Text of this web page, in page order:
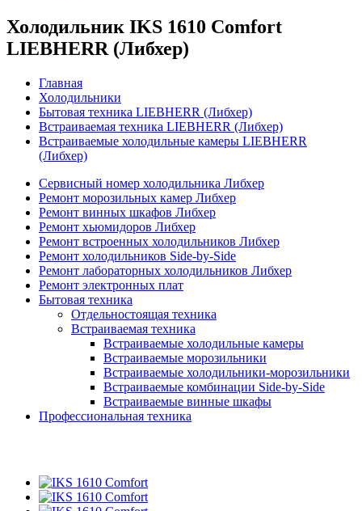
Холодильник IKS 1610 Comfort
LIEBHERR (Либхер)
Главная
Холодильники
Бытовая техника LIEBHERR (Либхер)
Встраиваемая техника LIEBHERR (Либхер)
Встраиваемые холодильные камеры LIEBHERR
(Либхер)
Сервисный номер холодильника Либхер
Ремонт морозильных камер Либхер
Ремонт винных шкафов Либхер
Ремонт хьюмидоров Либхер
Ремонт встроенных холодильников Либхер
Ремонт холодильников Side-by-Side
Ремонт лабораторных холодильников Либхер
Ремонт электронных плат
Бытовая техника
Отдельностоящая техника
Встраиваемая техника
Встраиваемые холодильные камеры
Встраиваемые морозильники
Встраиваемые холодильники-морозильники
Встраиваемые комбинации Side-by-Side
Встраиваемые винные шкафы
Профессиональная техника